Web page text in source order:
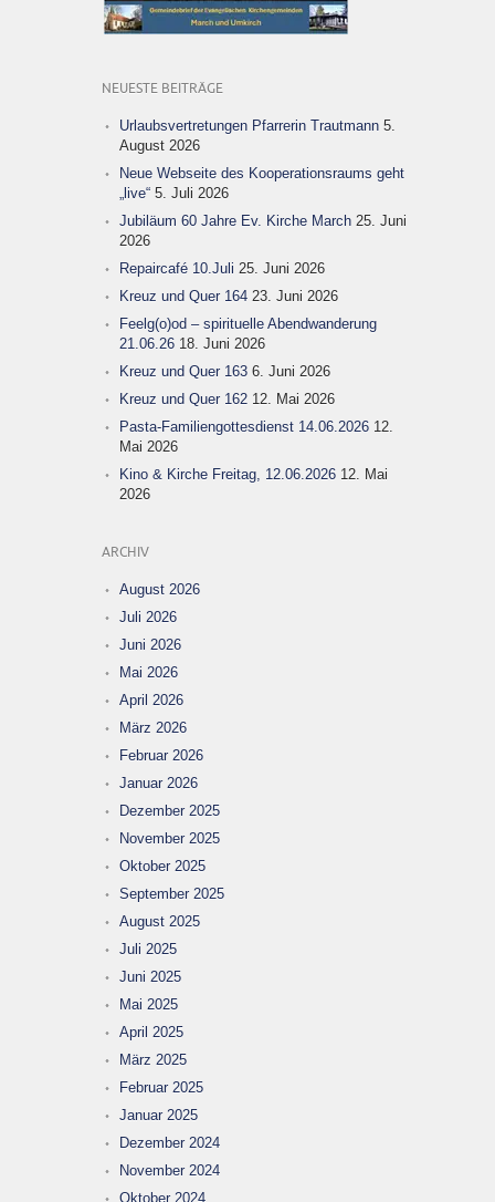
NEUESTE BEITRÄGE
Urlaubsvertretungen Pfarrerin Trautmann 5.
August 2026
Neue Webseite des Kooperationsraums geht
„live“ 5. Juli 2026
Jubiläum 60 Jahre Ev. Kirche March 25. Juni
2026
Repaircafé 10.Juli 25. Juni 2026
Kreuz und Quer 164 23. Juni 2026
Feelg(o)od – spirituelle Abendwanderung
21.06.26 18. Juni 2026
Kreuz und Quer 163 6. Juni 2026
Kreuz und Quer 162 12. Mai 2026
Pasta-Familiengottesdienst 14.06.2026 12.
Mai 2026
Kino & Kirche Freitag, 12.06.2026 12. Mai
2026
ARCHIV
August 2026
Juli 2026
Juni 2026
Mai 2026
April 2026
März 2026
Februar 2026
Januar 2026
Dezember 2025
November 2025
Oktober 2025
September 2025
August 2025
Juli 2025
Juni 2025
Mai 2025
April 2025
März 2025
Februar 2025
Januar 2025
Dezember 2024
November 2024
Oktober 2024